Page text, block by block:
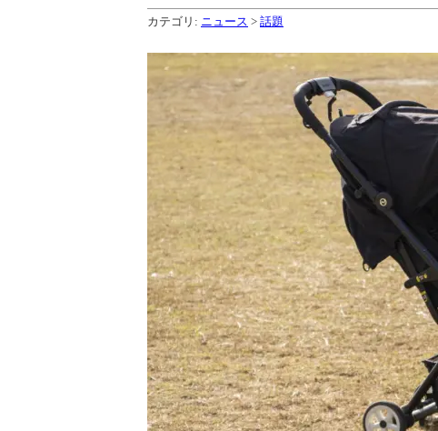
カテゴリ: ニュース > 話題